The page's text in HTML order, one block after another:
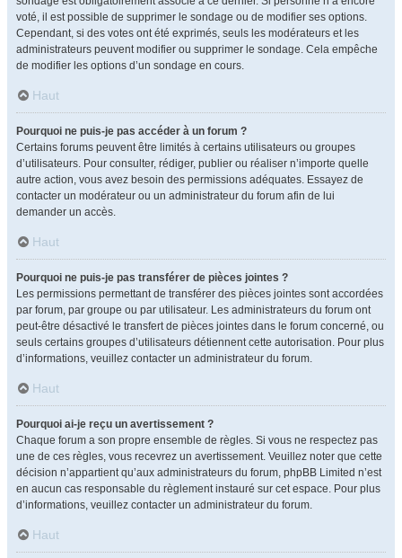
voté, il est possible de supprimer le sondage ou de modifier ses options.
Cependant, si des votes ont été exprimés, seuls les modérateurs et les
administrateurs peuvent modifier ou supprimer le sondage. Cela empêche
de modifier les options d’un sondage en cours.
Haut
Pourquoi ne puis-je pas accéder à un forum ?
Certains forums peuvent être limités à certains utilisateurs ou groupes
d’utilisateurs. Pour consulter, rédiger, publier ou réaliser n’importe quelle
autre action, vous avez besoin des permissions adéquates. Essayez de
contacter un modérateur ou un administrateur du forum afin de lui
demander un accès.
Haut
Pourquoi ne puis-je pas transférer de pièces jointes ?
Les permissions permettant de transférer des pièces jointes sont accordées
par forum, par groupe ou par utilisateur. Les administrateurs du forum ont
peut-être désactivé le transfert de pièces jointes dans le forum concerné, ou
seuls certains groupes d’utilisateurs détiennent cette autorisation. Pour plus
d’informations, veuillez contacter un administrateur du forum.
Haut
Pourquoi ai-je reçu un avertissement ?
Chaque forum a son propre ensemble de règles. Si vous ne respectez pas
une de ces règles, vous recevrez un avertissement. Veuillez noter que cette
décision n’appartient qu’aux administrateurs du forum, phpBB Limited n’est
en aucun cas responsable du règlement instauré sur cet espace. Pour plus
d’informations, veuillez contacter un administrateur du forum.
Haut